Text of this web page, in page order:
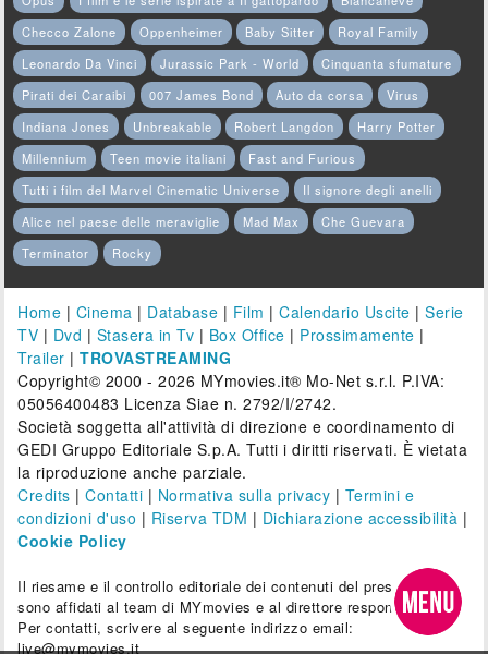
Checco Zalone
Oppenheimer Baby Sitter
Royal Family
Leonardo Da Vinci
Jurassic Park - World
Cinquanta sfumature
Pirati dei Caraibi
007 James Bond Auto da corsa
Virus
Indiana Jones
Unbreakable Robert Langdon
Harry Potter
Millennium
Teen movie italiani
Fast and Furious
Tutti i film del Marvel Cinematic Universe
Il signore degli anelli
Alice nel paese delle meraviglie
Mad Max
Che Guevara
Terminator
Rocky
Home | Cinema | Database | Film |Calendario Uscite |Serie
TV | Dvd | Stasera in Tv | Box Office | Prossimamente |
Trailer |TROVASTREAMING
Copyright© 2000 - 2026 MYmovies.it® Mo-Net s.r.l. P.IVA:
05056400483 Licenza Siae n. 2792/I/2742.
Società soggetta all'attività di direzione e coordinamento di
GEDI Gruppo Editoriale S.p.A. Tutti i diritti riservati. È vietata
la riproduzione anche parziale.
Credits |Contatti | Normativa sulla privacy | Termini e
condizioni d'uso | Riserva TDM | Dichiarazione accessibilità |
Cookie Policy
Il riesame e il controllo editoriale dei contenuti del presente sito
sono affidati al team di MYmovies e al direttore responsabile.
Per contatti, scrivere al seguente indirizzo email:
live@mymovies.it